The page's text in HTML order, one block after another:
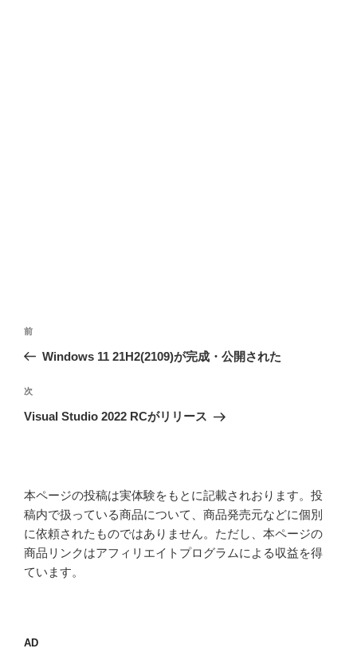
投
ナ
ビ
ゲ
ン
前
の
稿
前
Windows 11 21H2(2109)が完成・公開された
次
の
次
Visual Studio 2022 RCがリリース
本ページの投稿は実体験をもとに記載されおります。投
稿内で扱っている商品について、商品発売元などに個別
に依頼されたものではありません。ただし、本ページの
商品リンクはアフィリエイトプログラムによる収益を得
ています。
AD